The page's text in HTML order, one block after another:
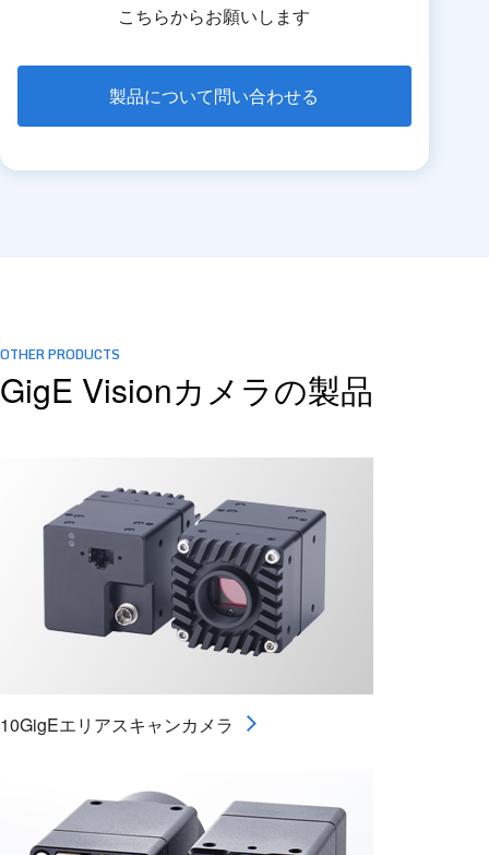
こちらからお願いします
製品について問い合わせる
OTHER PRODUCTS
GigE Visionカメラの製品
10GigEエリアスキャンカメラ